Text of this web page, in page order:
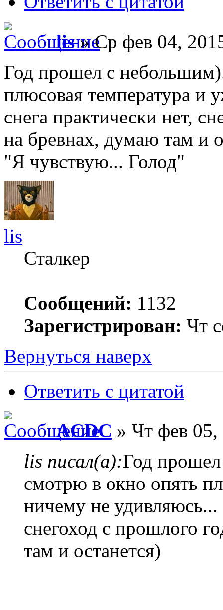
lis» Ср фев 04,
Год прошел с
плюсовая температура и
снега практически нет,
на бревнах, думаю там и
"Я чувствую... Голод"
lis
Сталкер
Сообщений: 1132
Зарегистрирован: Чт
Вернуться наверх
Ответить с цитатой
ACDC » Чт фев
lis писал(а):Год
смотрю в окно опять
ничему не удивляюсь...
снегоход с прошлого
там и останется)